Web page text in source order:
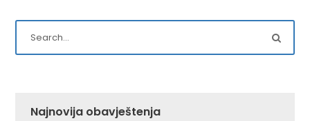
Najnovija obavještenja